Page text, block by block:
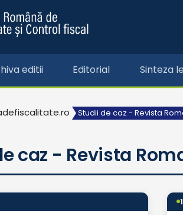
editii Editorial Sinteza
Studii de caz - Revista
caz - Revista